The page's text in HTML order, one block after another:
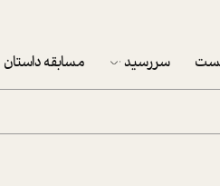
سررسید مسابقه داستان